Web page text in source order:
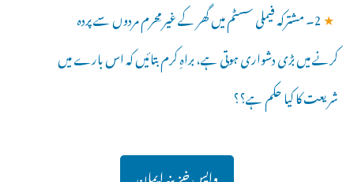
★ 2۔ مشترکہ فیملی سسٹم میں گھر کے غیر مِحرم مردوں سے پردہ
کرنے میں بڑی دشواری ہوتی ہے، براہِ کرم بتائیں کہ اس بارے میں
شریعت کا کیا حکم ہے؟؟
واپس خزینہ ایمان